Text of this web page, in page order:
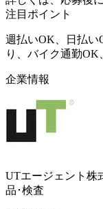
注目ポイント
週払いOK、日払い
り、バイク通勤
企業情報
UTエージェント
品･検査